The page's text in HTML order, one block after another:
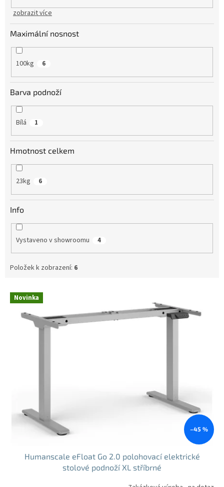
zobrazit více
Maximální nosnost
100kg 6
Barva podnoží
Bílá 1
Hmotnost celkem
23kg 6
Info
Vystaveno v showroomu 4
Položek k zobrazení: 6
V Novinka
–45 %
Humanscale eFloat Go 2.0 polohovací elektrické
stolové podnoží XL stříbrné